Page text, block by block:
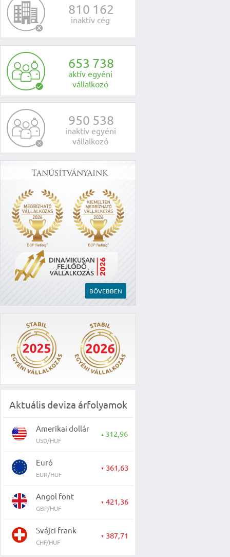
810 162
inaktív cég
653 738
aktív egyéni
vállalkozó
950 538
inaktív egyéni
vállalkozó
Tanúsítványaink
BŐVEBBEN
Aktuális deviza árfolyamok
Amerikai dollár
USD/HUF
▲ 312,96
Euró
EUR/HUF
▼ 361,63
Angol font
GBP/HUF
▼ 421,36
Svájci frank
CHF/HUF
▼ 387,71